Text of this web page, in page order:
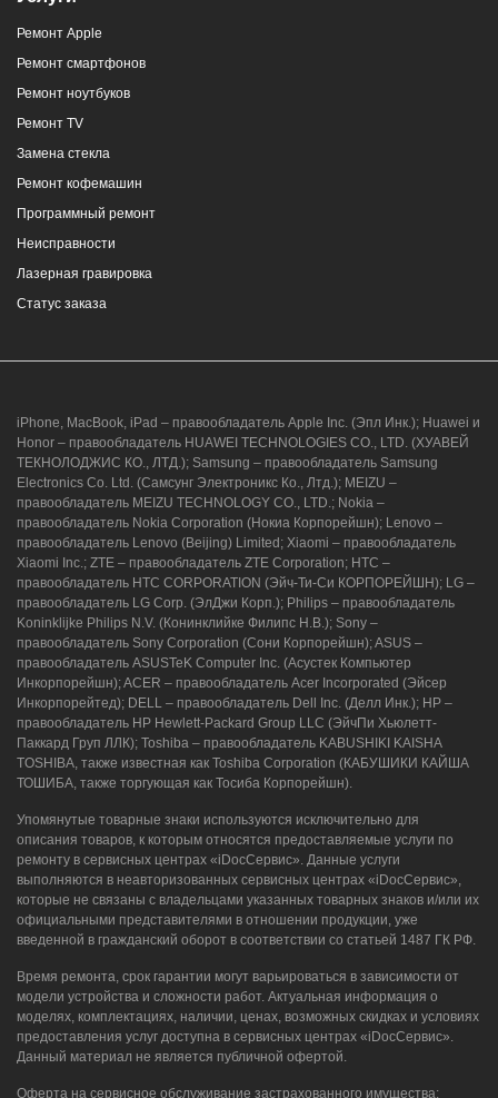
Ремонт Apple
Ремонт смартфонов
Ремонт ноутбуков
Ремонт TV
Замена стекла
Ремонт кофемашин
Программный ремонт
Неисправности
Лазерная гравировка
Статус заказа
iPhone, MacBook, iPad – правообладатель Apple Inc. (Эпл Инк.); Huawei и
Honor – правообладатель HUAWEI TECHNOLOGIES CO., LTD. (ХУАВЕЙ
ТЕКНОЛОДЖИС КО., ЛТД.); Samsung – правообладатель Samsung
Electronics Co. Ltd. (Самсунг Электроникс Ко., Лтд.); MEIZU –
правообладатель MEIZU TECHNOLOGY CO., LTD.; Nokia –
правообладатель Nokia Corporation (Нокиа Корпорейшн); Lenovo –
правообладатель Lenovo (Beijing) Limited; Xiaomi – правообладатель
Xiaomi Inc.; ZTE – правообладатель ZTE Corporation; HTC –
правообладатель HTC CORPORATION (Эйч-Ти-Си КОРПОРЕЙШН); LG –
правообладатель LG Corp. (ЭлДжи Корп.); Philips – правообладатель
Koninklijke Philips N.V. (Конинклийке Филипс Н.В.); Sony –
правообладатель Sony Corporation (Сони Корпорейшн); ASUS –
правообладатель ASUSTeK Computer Inc. (Асустек Компьютер
Инкорпорейшн); ACER – правообладатель Acer Incorporated (Эйсер
Инкорпорейтед); DELL – правообладатель Dell Inc. (Делл Инк.); HP –
правообладатель HP Hewlett-Packard Group LLC (ЭйчПи Хьюлетт-
Паккард Груп ЛЛК); Toshiba – правообладатель KABUSHIKI KAISHA
TOSHIBA, также известная как Toshiba Corporation (КАБУШИКИ КАЙША
ТОШИБА, также торгующая как Тосиба Корпорейшн).
Упомянутые товарные знаки используются исключительно для
описания товаров, к которым относятся предоставляемые услуги по
ремонту в сервисных центрах «iDocСервис». Данные услуги
выполняются в неавторизованных сервисных центрах «iDocСервис»,
которые не связаны с владельцами указанных товарных знаков и/или их
официальными представителями в отношении продукции, уже
введенной в гражданский оборот в соответствии со статьей 1487 ГК РФ.
Время ремонта, срок гарантии могут варьироваться в зависимости от
модели устройства и сложности работ. Актуальная информация о
моделях, комплектациях, наличии, ценах, возможных скидках и условиях
предоставления услуг доступна в сервисных центрах «iDocСервис».
Данный материал не является публичной офертой.
Оферта на сервисное обслуживание застрахованного имущества: